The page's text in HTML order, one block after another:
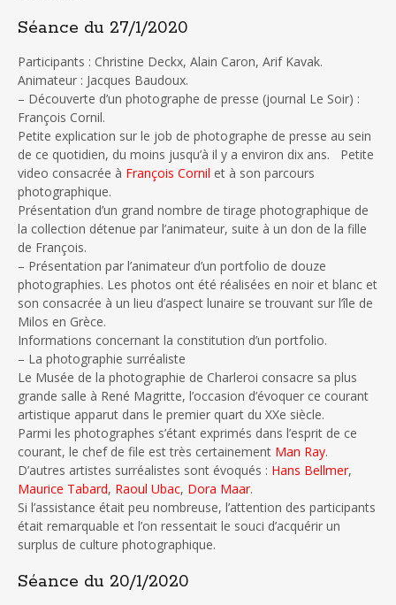
Séance du 27/1/2020
Participants : Christine Deckx, Alain Caron, Arif Kavak.
Animateur : Jacques Baudoux.
– Découverte d’un photographe de presse (journal Le Soir) :
François Cornil.
Petite explication sur le job de photographe de presse au sein
de ce quotidien, du moins jusqu’à il y a environ dix ans. Petite
video consacrée à François Cornil et à son parcours
photographique.
Présentation d’un grand nombre de tirage photographique de
la collection détenue par l’animateur, suite à un don de la fille
de François.
– Présentation par l’animateur d’un portfolio de douze
photographies. Les photos ont été réalisées en noir et blanc et
son consacrée à un lieu d’aspect lunaire se trouvant sur l’île de
Milos en Grèce.
Informations concernant la constitution d’un portfolio.
– La photographie surréaliste
Le Musée de la photographie de Charleroi consacre sa plus
grande salle à René Magritte, l’occasion d’évoquer ce courant
artistique apparut dans le premier quart du XXe siècle.
Parmi les photographes s’étant exprimés dans l’esprit de ce
courant, le chef de file est très certainement Man Ray.
D’autres artistes surréalistes sont évoqués : Hans Bellmer,
Maurice Tabard, Raoul Ubac, Dora Maar.
Si l’assistance était peu nombreuse, l’attention des participants
était remarquable et l’on ressentait le souci d’acquérir un
surplus de culture photographique.
Séance du 20/1/2020